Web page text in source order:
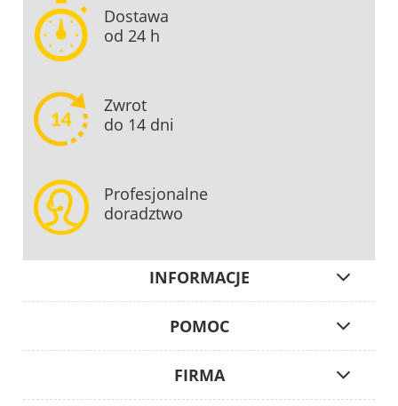
Dostawa
od 24 h
Zwrot
do 14 dni
Profesjonalne
doradztwo
INFORMACJE
POMOC
FIRMA